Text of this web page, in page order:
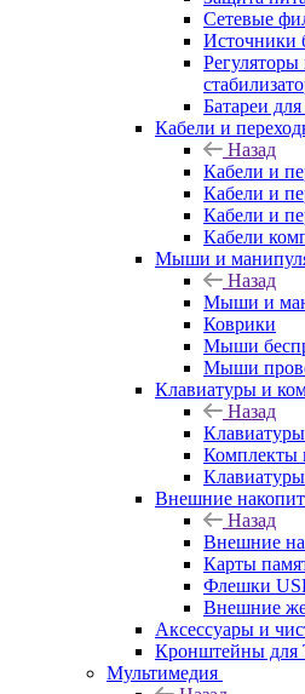
Сетевые
Источники
Батареи
Кабели и
Назад
Кабели и
Кабели и
Кабели и
Кабели
Мыши и
Назад
Мыши и
Коврики
Мыши
Мыши
Клавиатуры и
Назад
Комплекты
Клавиатуры
Внешние
Назад
Внешние
Карты
Флешки
Внешние
Аксессуары и
Кронштейны для
Мультимедия